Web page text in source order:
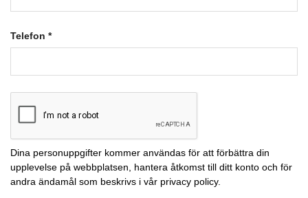
Telefon *
Dina personuppgifter kommer användas för att förbättra din
upplevelse på webbplatsen, hantera åtkomst till ditt konto och för
andra ändamål som beskrivs i vår privacy policy.